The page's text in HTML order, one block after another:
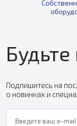
Будьте
Подпишитесь на
о новинках и